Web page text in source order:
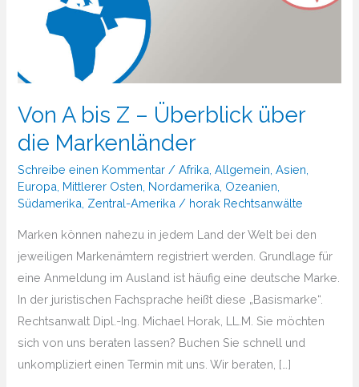
Von A bis Z – Überblick über
die Markenländer
Schreibe einen Kommentar /Afrika ,Allgemein ,Asien
Europa Mittlerer Osten Nordamerika Ozeanien
Südamerika Zentral-Amerika / horak Rechtsanwälte
Marken können nahezu in jedem Land der Welt bei den
jeweiligen Markenämtern registriert werden. Grundlage für
eine Anmeldung im Ausland ist häufig eine deutsche Marke.
In der juristischen Fachsprache heißt diese „Basismarke“.
Rechtsanwalt Dipl.-Ing. Michael Horak, LL.M. Sie möchten
sich von uns beraten lassen? Buchen Sie schnell und
unkompliziert einen Termin mit uns. Wir beraten, […]